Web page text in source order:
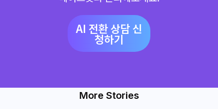
AI 전환 상담 신
청하기
More Stories